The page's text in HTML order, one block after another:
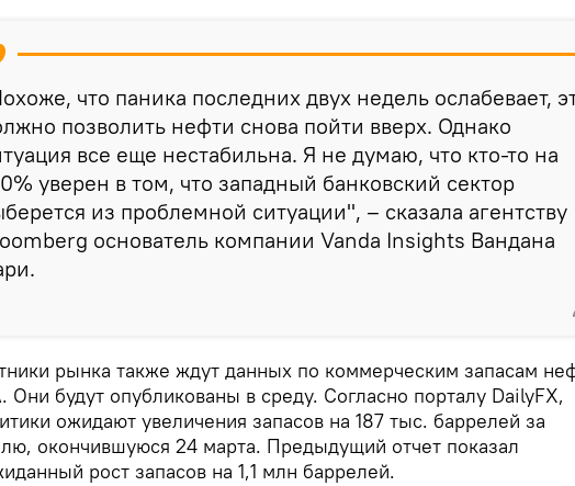
что паника последних двух недель ослабевает,
позволить нефти снова пойти вверх. Однако
все еще нестабильна. Я не думаю, что кто-то на
уверен в том, что западный банковский сектор
из проблемной ситуации", – сказала агентству
основатель компании Vanda Insights Вандана
рынка также ждут данных по коммерческим запасам
будут опубликованы в среду. Согласно порталу DailyFX,
ожидают увеличения запасов на 187 тыс. баррелей за
окончившуюся 24 марта. Предыдущий отчет показал
рост запасов на 1,1 млн баррелей.